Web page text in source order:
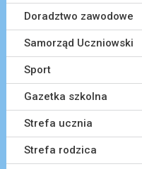
Doradztwo zawodowe
Samorząd Uczniowski
Sport
Gazetka szkolna
Strefa ucznia
Strefa rodzica